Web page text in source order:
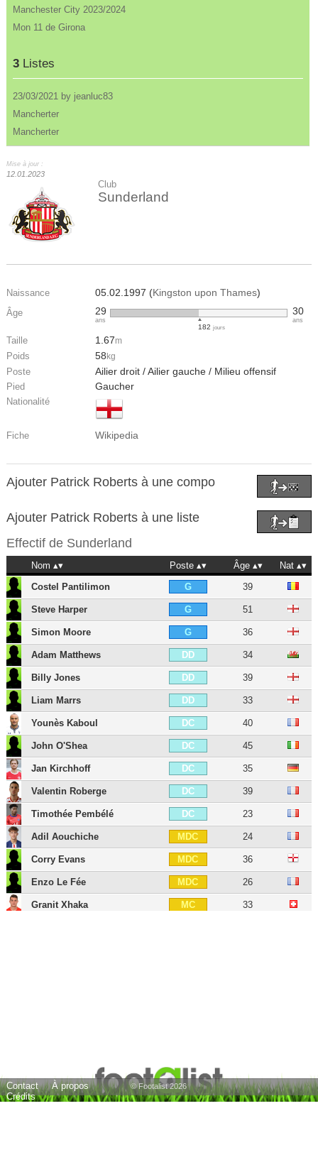
Manchester City 2023/2024
Mon 11 de Girona
3 Listes
23/03/2021 by jeanluc83
Mancherter
Mancherter
Mise à jour :
12.01.2023
Club
Sunderland
Naissance 05.02.1997 (Kingston upon Thames)
Âge 29
ans
182 jours
30
ans
Taille 1.67m
Poids 58 kg
Poste Ailier droit / Ailier gauche / Milieu offensif
Pied Gaucher
Nationalité
Fiche Wikipedia
Ajouter Patrick Roberts à une compo
Ajouter Patrick Roberts à une liste
Effectif de Sunderland
Nom Poste Âge
Nat
Costel Pantilimon
G 39
Steve Harper G 51
Simon Moore G 36
Adam Matthews DD 34
Billy Jones DD 39
Liam Marrs DD 33
Younès Kaboul DC 40
John O'Shea DC 45
Jan Kirchhoff DC 35
Valentin Roberge DC 39
Timothée Pembélé DC 23
Adil Aouchiche MDC 24
Corry Evans MDC 36
Enzo Le Fée MDC 26
Granit Xhaka MC 33
Andrea Dossena MG 44
Contact
À propos
Crédits
© Footalist 2026